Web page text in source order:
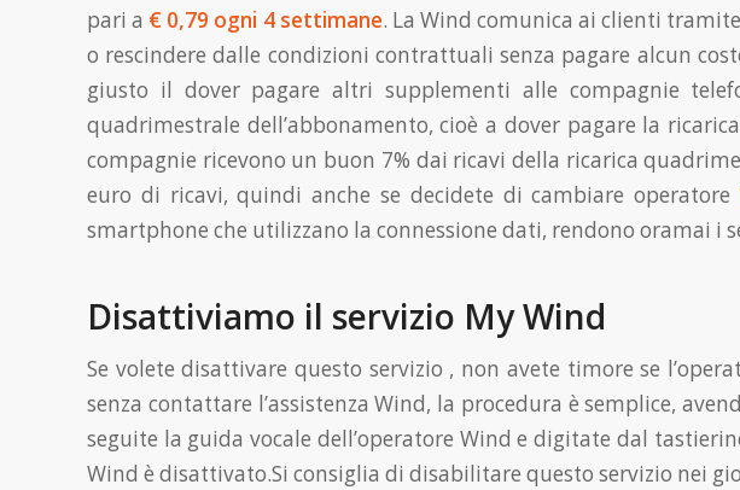
pari a € 0,79 ogni 4 settimane. La Wind comunica ai clienti
o rescindere dalle condizioni contrattuali senza pagare alcun
giusto il dover pagare altri supplementi alle compagnie
quadrimestrale dell’abbonamento, cioè a dover pagare la
compagnie ricevono un buon 7% dai ricavi della ricarica
euro di ricavi, quindi anche se decidete di cambiare operatore
smartphone che utilizzano la connessione dati, rendono oramai i
Disattiviamo il servizio My Wind
Se volete disattivare questo servizio , non avete timore se
senza contattare l’assistenza Wind, la procedura è semplice,
seguite la guida vocale dell’operatore Wind e digitate dal
Wind è disattivato.Si consiglia di disabilitare questo servizio nei